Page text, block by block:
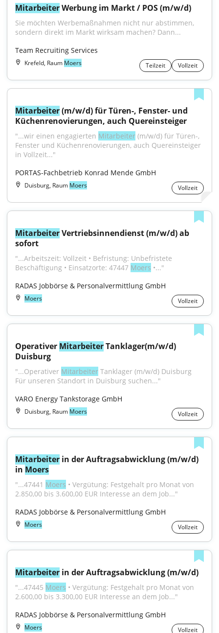
Mitarbeiter Werbung im Markt / POS (m/w/d)
Sie möchten Werbemaßnahmen nicht nur abstimmen,
sondern direkt im Markt wirksam machen? Dann...
Team Recruiting Services
Krefeld, Raum Moers Teilzeit Vollzeit
Mitarbeiter (m/w/d) für Türen-, Fenster- und
Küchenrenovierungen, auch Quereinsteiger
"...wir einen engagierten Mitarbeiter (m/w/d) für Türen-,
Fenster und Küchenrenovierungen, auch Quereinsteiger
in Vollzeit..."
PORTAS-Fachbetrieb Konrad Mende GmbH
Duisburg, Raum Moers Vollzeit
Mitarbeiter Vertriebsinnendienst (m/w/d) ab
sofort
"...Arbeitszeit: Vollzeit • Befristung: Unbefristete
Beschäftigung • Einsatzorte: 47447 Moers •..."
RADAS Jobbörse & Personalvermittlung GmbH
Moers Vollzeit
Operativer Mitarbeiter Tanklager(m/w/d)
Duisburg
"...Operativer Mitarbeiter Tanklager (m/w/d) Duisburg
Für unseren Standort in Duisburg suchen..."
VARO Energy Tankstorage GmbH
Duisburg, Raum Moers Vollzeit
Mitarbeiter in der Auftragsabwicklung (m/w/d)
in Moers
"...47441 Moers • Vergütung: Festgehalt pro Monat von
2.850,00 bis 3.600,00 EUR Interesse an dem Job..."
RADAS Jobbörse & Personalvermittlung GmbH
Moers Vollzeit
Mitarbeiter in der Auftragsabwicklung (m/w/d)
"...47445 Moers • Vergütung: Festgehalt pro Monat von
2.600,00 bis 3.300,00 EUR Interesse an dem Job..."
RADAS Jobbörse & Personalvermittlung GmbH
Moers Vollzeit